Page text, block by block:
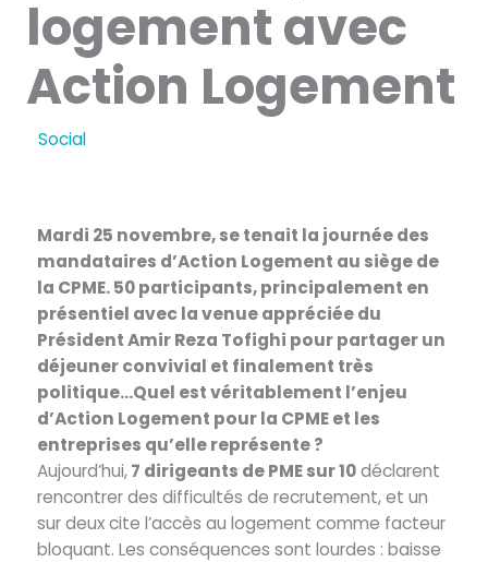
logement avec
Action Logement
Social/ Par
Mardi 25 novembre, se tenait la journée des
mandataires d’Action Logement au siège de
la CPME. 50 participants, principalement en
présentiel avec la venue appréciée du
Président Amir Reza Tofighi pour partager un
déjeuner convivial et finalement très
politique…Quel est véritablement l’enjeu
d’Action Logement pour la CPME et les
entreprises qu’elle représente ?
Aujourd’hui,7 dirigeants de PME sur 10déclarent
rencontrer des difficultés de recrutement, et un
sur deux cite l’accès au logement comme facteur
bloquant. Les conséquences sont lourdes : baisse